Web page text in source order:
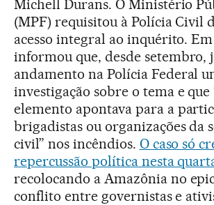
Michell Durans. O Ministério
(MPF) requisitou à Polícia Civil
acesso integral ao inquérito.
informou que, desde setembro,
andamento na Polícia Federal
investigação sobre o tema e
elemento apontava para a
brigadistas ou organizações da
civil” nos incêndios. O caso só
repercussão política nesta
recolocando a Amazônia no
conflito entre governistas e